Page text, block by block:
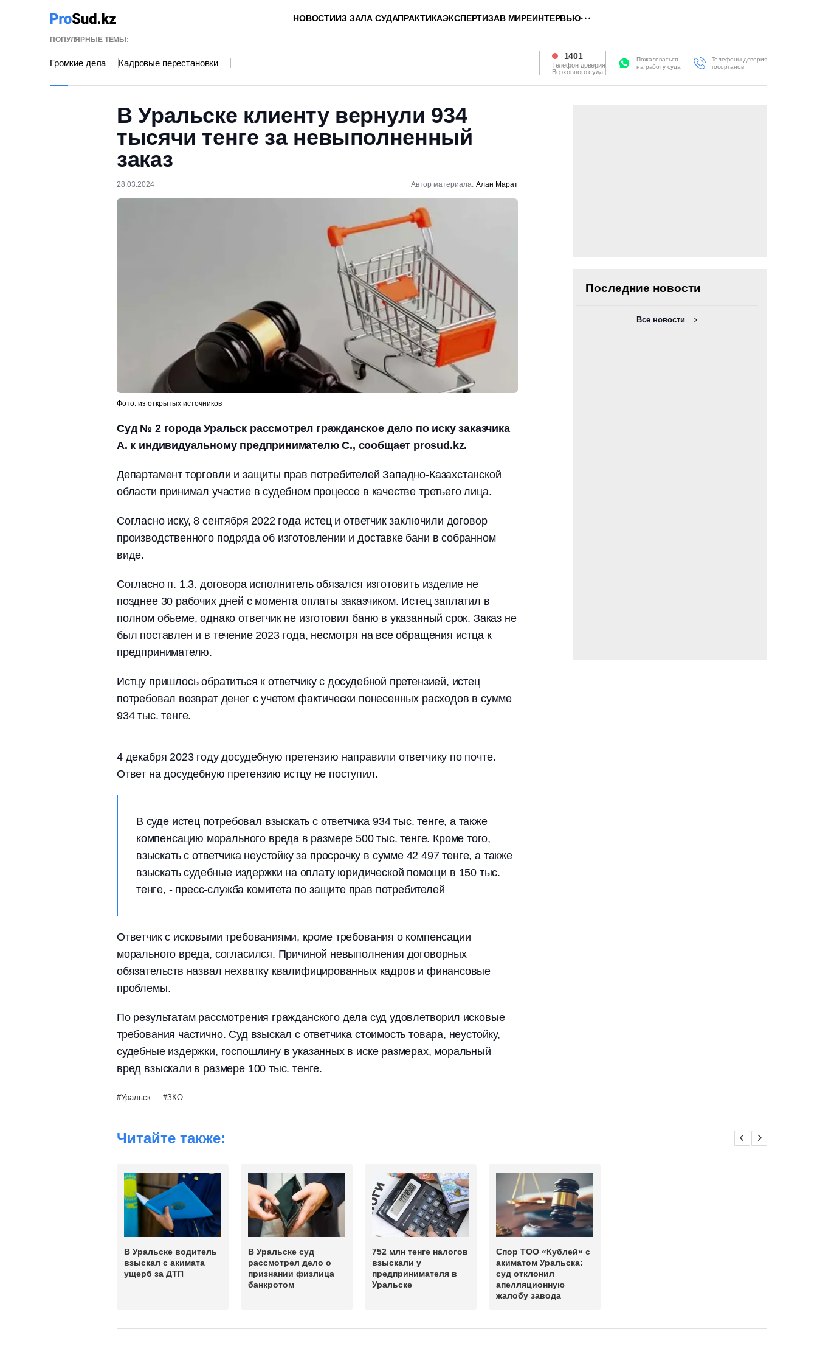
НОВОСТИИЗ ЗАЛА СУДАПРАКТИКАЭКСПЕРТИЗАВ МИРЕИНТЕРВЬЮ
ПОПУЛЯРНЫЕ ТЕМЫ:
Громкие дела Кадровые перестановки
1401
Телефон доверия
Верховного суда
Пожаловаться
на работу суда
Телефоны доверия
госорганов
В Уральске клиенту вернули 934
тысячи тенге за невыполненный
заказ
28.03.2024 Автор материала: Алан Марат
Фото: из открытых источников
Суд № 2 города Уральск рассмотрел гражданское дело по иску заказчика
А. к индивидуальному предпринимателю С., сообщает prosud.kz.
Департамент торговли и защиты прав потребителей Западно-Казахстанской
области принимал участие в судебном процессе в качестве третьего лица.
Согласно иску, 8 сентября 2022 года истец и ответчик заключили договор
производственного подряда об изготовлении и доставке бани в собранном
виде.
Согласно п. 1.3. договора исполнитель обязался изготовить изделие не
позднее 30 рабочих дней с момента оплаты заказчиком. Истец заплатил в
полном объеме, однако ответчик не изготовил баню в указанный срок. Заказ не
был поставлен и в течение 2023 года, несмотря на все обращения истца к
предпринимателю.
Истцу пришлось обратиться к ответчику с досудебной претензией, истец
потребовал возврат денег с учетом фактически понесенных расходов в сумме
934 тыс. тенге.
4 декабря 2023 году досудебную претензию направили ответчику по почте.
Ответ на досудебную претензию истцу не поступил.
В суде истец потребовал взыскать c ответчика 934 тыс. тенге, а также
компенсацию морального вреда в размере 500 тыс. тенге. Кроме того,
взыскать с ответчика неустойку за просрочку в сумме 42 497 тенге, а также
взыскать судебные издержки на оплату юридической помощи в 150 тыс.
тенге, - пресс-служба комитета по защите прав потребителей
Ответчик с исковыми требованиями, кроме требования о компенсации
морального вреда, согласился. Причиной невыполнения договорных
обязательств назвал нехватку квалифицированных кадров и финансовые
проблемы.
По результатам рассмотрения гражданского дела суд удовлетворил исковые
требования частично. Суд взыскал с ответчика стоимость товара, неустойку,
судебные издержки, госпошлину в указанных в иске размерах, моральный
вред взыскали в размере 100 тыс. тенге.
Уральск ЗКО
Последние новости
Все новости
Читайте также:
В Уральске водитель
взыскал с акимата
ущерб за ДТП
В Уральске суд
рассмотрел дело о
признании физлица
банкротом
752 млн тенге налогов
взыскали у
предпринимателя в
Уральске
Спор ТОО «Кублей» с
акиматом Уральска:
суд отклонил
апелляционную
жалобу завода